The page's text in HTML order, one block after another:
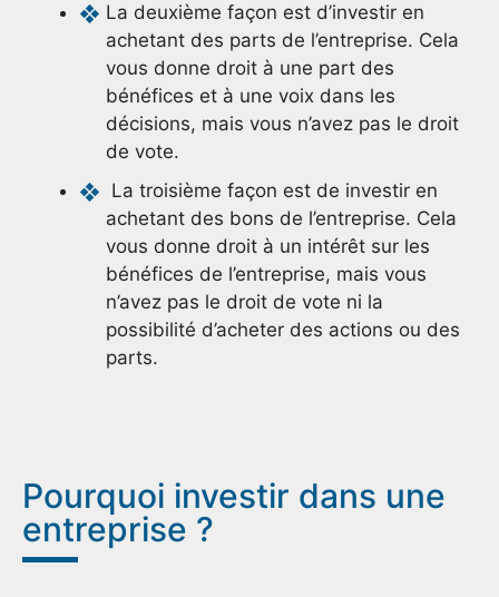
La deuxième façon est d’investir en
achetant des parts de l’entreprise. Cela
vous donne droit à une part des
bénéfices et à une voix dans les
décisions, mais vous n’avez pas le droit
de vote.
La troisième façon est de investir en
achetant des bons de l’entreprise. Cela
vous donne droit à un intérêt sur les
bénéfices de l’entreprise, mais vous
n’avez pas le droit de vote ni la
possibilité d’acheter des actions ou des
parts.
Pourquoi investir dans une
entreprise ?